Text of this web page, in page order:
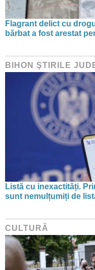
Flagrant delict cu
bărbat a fost arestat
BIHON ŞTIRILE
Listă cu inexactități.
sunt nemulțumiți de
CULTURĂ